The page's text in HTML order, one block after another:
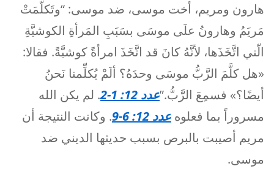
هارون ومريم، أخت موسى، ضد موسى: “وتَكلَّمَتْ
مَريَمُ وهارونُ علَى موسَى بسَبَبِ المَرأةِ الكوشيَّةِ
الّتي اتَّخَذَها، لأنَّهُ كانَ قد اتَّخَذَ امرأةً كوشيَّةً. فقالا:
«هل كلَّمَ الرَّبُّ موسَى وحدَهُ؟ ألَمْ يُكلِّمنا نَحنُ
أيضًا؟» فسمِعَ الرَّبُّ.”عدد 12: 1-2
. لم يكن الله
مسروراً بما فعلوه عدد 12: 6-9
. وكانت النتيجة أن
مريم أصيبت بالبرص بسبب حديثها الديني ضد
موسى.